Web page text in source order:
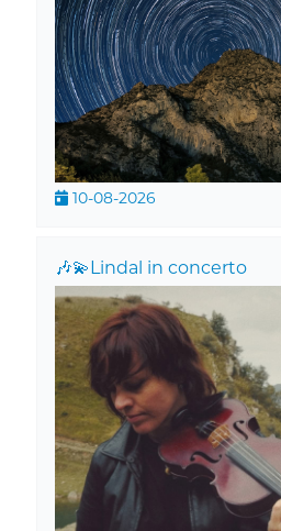
10-08-2026
🎶💫Lindal in concerto